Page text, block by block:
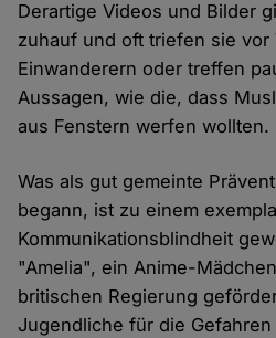
Derartige Videos und Bilder
zuhauf und oft triefen sie vor
Einwanderern oder treffen
Aussagen, wie die, dass
aus Fenstern werfen wollten.
Was als gut gemeinte
begann, ist zu einem
Kommunikationsblindheit
"Amelia", ein Anime-
britischen Regierung
Jugendliche für die